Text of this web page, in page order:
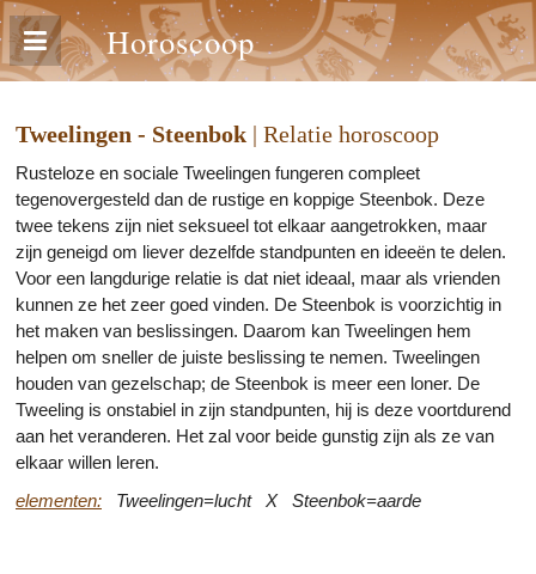
Horoscoop
Tweelingen - Steenbok | Relatie horoscoop
Rusteloze en sociale Tweelingen fungeren compleet
tegenovergesteld dan de rustige en koppige Steenbok. Deze
twee tekens zijn niet seksueel tot elkaar aangetrokken, maar
zijn geneigd om liever dezelfde standpunten en ideeën te delen.
Voor een langdurige relatie is dat niet ideaal, maar als vrienden
kunnen ze het zeer goed vinden. De Steenbok is voorzichtig in
het maken van beslissingen. Daarom kan Tweelingen hem
helpen om sneller de juiste beslissing te nemen. Tweelingen
houden van gezelschap; de Steenbok is meer een loner. De
Tweeling is onstabiel in zijn standpunten, hij is deze voortdurend
aan het veranderen. Het zal voor beide gunstig zijn als ze van
elkaar willen leren.
elementen: Tweelingen=lucht X Steenbok=aarde